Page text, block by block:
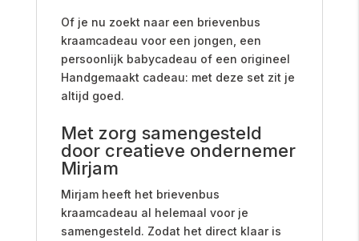
Of je nu zoekt naar een brievenbus
kraamcadeau voor een jongen, een
persoonlijk babycadeau of een origineel
Handgemaakt cadeau: met deze set zit je
altijd goed.
Met zorg samengesteld
door creatieve ondernemer
Mirjam
Mirjam heeft het brievenbus
kraamcadeau al helemaal voor je
samengesteld. Zodat het direct klaar is